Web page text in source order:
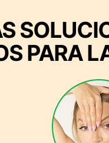
PARA